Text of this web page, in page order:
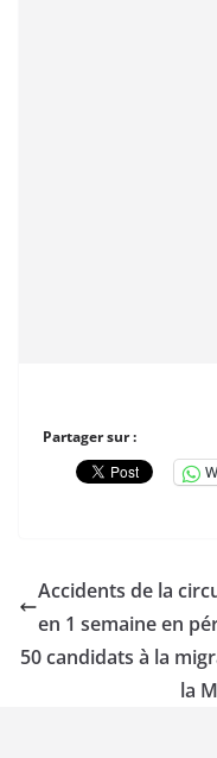
Partager sur :
Accidents de la
en 1 semaine en
50 candidats à la
la